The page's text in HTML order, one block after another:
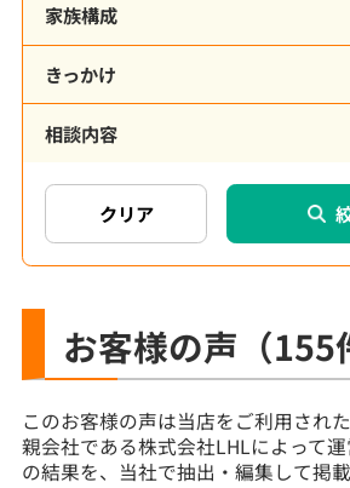
家族構成
きっかけ
相談内容
お客様の声 （155
このお客様の声は当店をご利用され
親会社である株式会社LHLによって
の結果を、当社で抽出・編集して掲載